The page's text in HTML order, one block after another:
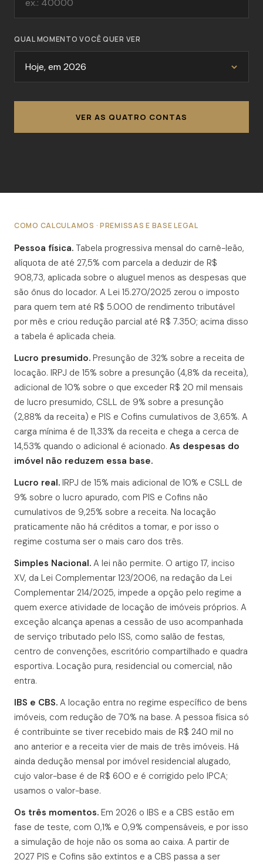
QUAL MOMENTO VOCÊ QUER VER
VER AS QUATRO CONTAS
COMO CALCULAMOS · PREMISSAS E BASE LEGAL
Pessoa física. Tabela progressiva mensal do carnê-leão,
alíquota de até 27,5% com parcela a deduzir de R$
908,73, aplicada sobre o aluguel menos as despesas que
são ônus do locador. A Lei 15.270/2025 zerou o imposto
para quem tem até R$ 5.000 de rendimento tributável
por mês e criou redução parcial até R$ 7.350; acima disso
a tabela é aplicada cheia.
Lucro presumido. Presunção de 32% sobre a receita de
locação. IRPJ de 15% sobre a presunção (4,8% da receita),
adicional de 10% sobre o que exceder R$ 20 mil mensais
de lucro presumido, CSLL de 9% sobre a presunção
(2,88% da receita) e PIS e Cofins cumulativos de 3,65%. A
carga mínima é de 11,33% da receita e chega a cerca de
14,53% quando o adicional é acionado. As despesas do
imóvel não reduzem essa base.
Lucro real. IRPJ de 15% mais adicional de 10% e CSLL de
9% sobre o lucro apurado, com PIS e Cofins não
cumulativos de 9,25% sobre a receita. Na locação
praticamente não há créditos a tomar, e por isso o
regime costuma ser o mais caro dos três.
Simples Nacional. A lei não permite. O artigo 17, inciso
XV, da Lei Complementar 123/2006, na redação da Lei
Complementar 214/2025, impede a opção pelo regime a
quem exerce atividade de locação de imóveis próprios. A
exceção alcança apenas a cessão de uso acompanhada
de serviço tributado pelo ISS, como salão de festas,
centro de convenções, escritório compartilhado e quadra
esportiva. Locação pura, residencial ou comercial, não
entra.
IBS e CBS. A locação entra no regime específico de bens
imóveis, com redução de 70% na base. A pessoa física só
é contribuinte se tiver recebido mais de R$ 240 mil no
ano anterior e a receita vier de mais de três imóveis. Há
ainda dedução mensal por imóvel residencial alugado,
cujo valor-base é de R$ 600 e é corrigido pelo IPCA;
usamos o valor-base.
Os três momentos. Em 2026 o IBS e a CBS estão em
fase de teste, com 0,1% e 0,9% compensáveis, e por isso
a simulação de hoje não os soma ao caixa. A partir de
2027 PIS e Cofins são extintos e a CBS passa a ser